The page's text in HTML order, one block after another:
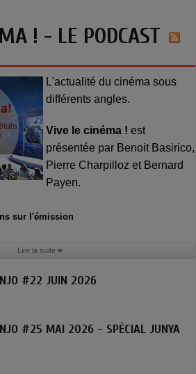
! - LE PODCAST
L'actualité du cinéma sous
différents angles.
Vive le cinéma !est
présentée par Benoit Basirico,
Pierre Charpilloz et Bernard
Payen.
sur l'émission
Lire la suite
#22 JUIN 2026
#25 MAI 2026 - SPÉCIAL JUNYA